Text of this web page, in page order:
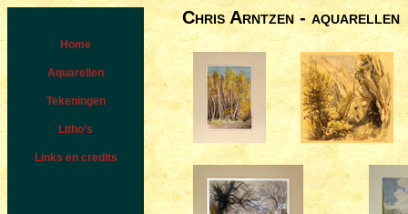
Home
Aquarellen
Tekeningen
Litho’s
Links en credits
Chris Arntzen - aquarellen